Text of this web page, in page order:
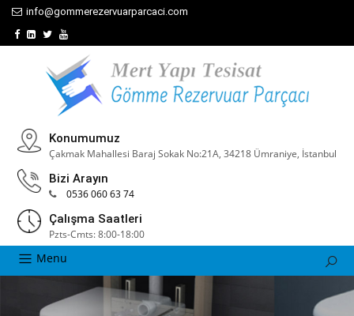
info@gommerezervuarparcaci.com
Konumumuz
Çakmak Mahallesi Baraj Sokak No:21A, 34218 Ümraniye, İstanbul
Bizi Arayın
0536 060 63 74
Çalışma Saatleri
Pzts-Cmts: 8:00-18:00
Menu